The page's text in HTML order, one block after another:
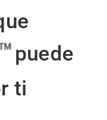
puede
ti